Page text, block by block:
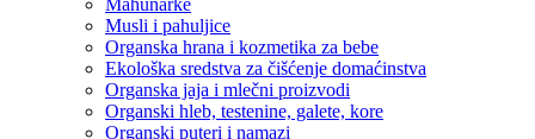
Mahunarke
Musli i pahuljice
Organska hrana i kozmetika za bebe
Ekološka sredstva za čišćenje domaćinstva
Organska jaja i mlečni proizvodi
Organski hleb, testenine, galete, kore
Organski puteri i namazi